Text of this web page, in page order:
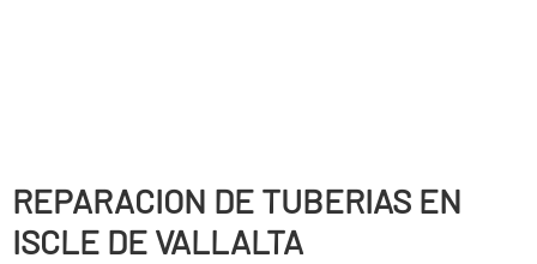
REPARACION DE TUBERIAS EN
ISCLE DE VALLALTA